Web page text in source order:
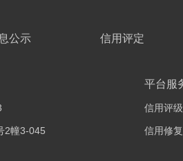
公示 信用评定
2幢3-045
平台服
信用评级
信用修复